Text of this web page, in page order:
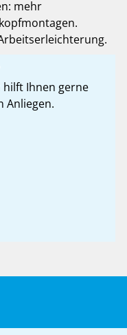
mehr
hilft Ihnen gerne
Anliegen.